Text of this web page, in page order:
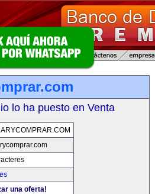
lo ha puesto en Venta
una oferta!